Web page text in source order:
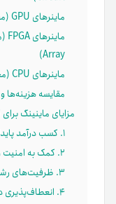
ماینرهای GPU (مخفف Graphics Processing Unit)
Array)
ماینرهای CPU (مخفف Central Processing Unit)
مقایسه هزینه‌ها
مزایای ماینینگ برای
۱. کسب درآمد پایدار و بلندمدت
۲. کمک به امنیت و تمرکززدایی شبکه بلاک‌چین
۳. ظرفیت‌های رشد ارزش دارایی‌های استخراج‌شده
۴. انعطاف‌پذیری در انتخاب رمزارز برای استخراج